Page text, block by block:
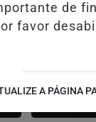
AMÉRICA
de
favor
A PÁGINA